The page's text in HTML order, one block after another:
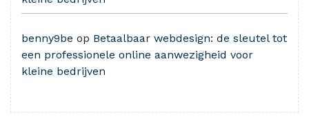
benny9be op Betaalbaar webdesign: de sleutel tot
een professionele online aanwezigheid voor
kleine bedrijven